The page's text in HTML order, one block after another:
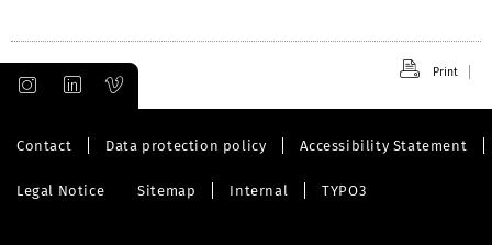
Print
Contact Data protection policy Accessibility Statement
Legal Notice Sitemap Internal TYPO3